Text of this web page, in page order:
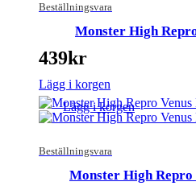
Beställningsvara
Monster High
439kr
Lägg i korgen
Beställningsvara
Lägg i korgen
Monster High